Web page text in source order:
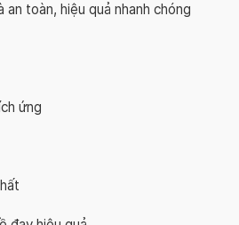
toàn, hiệu quả nhanh chóng
ứng